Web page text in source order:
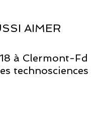
AIMER
à Clermont-Fd
technosciences